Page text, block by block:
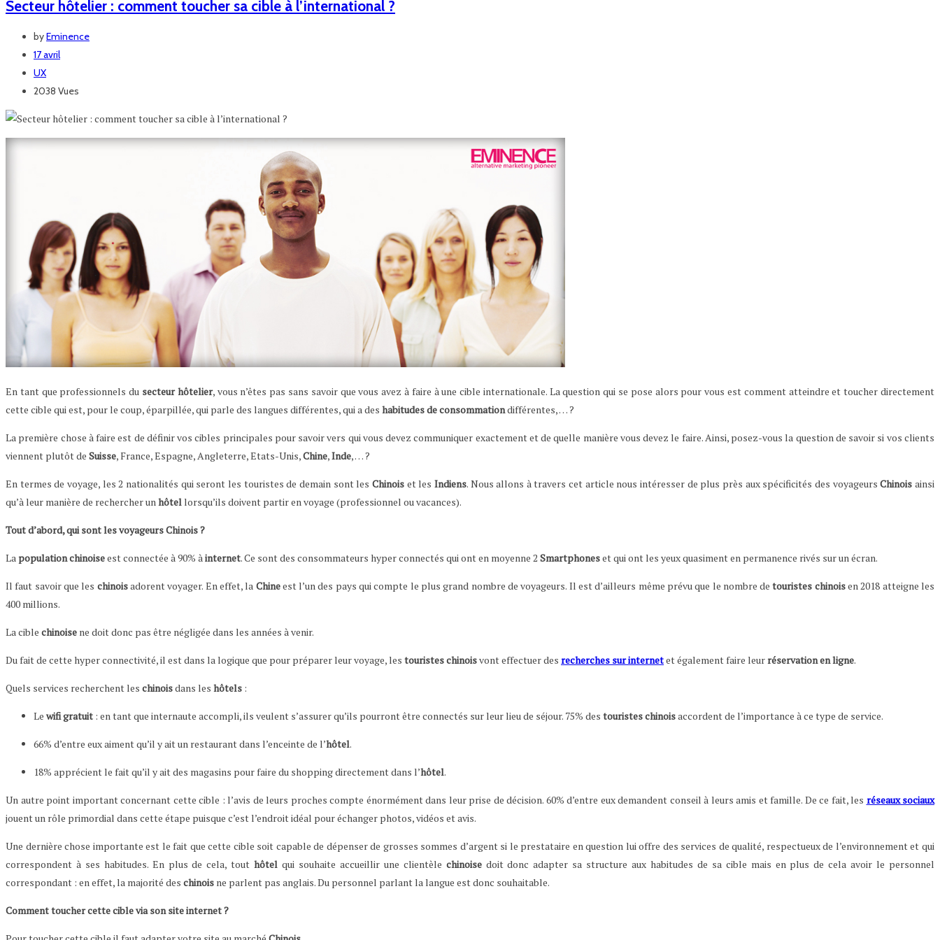
Secteur hôtelier : comment toucher sa cible à l’international ?
byEminence
17 avril
UX
2038 Vues
En tant que professionnels du secteur hôtelier, vous n’êtes pas sans savoir que vous avez à faire à une cible internationale. La question qui se pose alors pour vous est comment atteindre et toucher directement
cette cible qui est, pour le coup, éparpillée, qui parle des langues différentes, qui a des habitudes de consommationdifférentes, … ?
La première chose à faire est de définir vos cibles principales pour savoir vers qui vous devez communiquer exactement et de quelle manière vous devez le faire. Ainsi, posez-vous la question de savoir si vos clients
viennent plutôt de Suisse, France, Espagne, Angleterre, Etats-Unis,Chine,Inde, … ?
En termes de voyage, les 2 nationalités qui seront les touristes de demain sont les Chinoiset les Indiens. Nous allons à travers cet article nous intéresser de plus près aux spécificités des voyageursChinois ainsi
qu’à leur manière de rechercher unhôtellorsqu’ils doivent partir en voyage (professionnel ou vacances).
Tout d’abord, qui sont les voyageurs Chinois ?
Lapopulation chinoiseest connectée à 90% àinternet. Ce sont des consommateurs hyper connectés qui ont en moyenne 2 Smartphoneset qui ont les yeux quasiment en permanence rivés sur un écran.
Il faut savoir que les chinoisadorent voyager. En effet, la Chineest l’un des pays qui compte le plus grand nombre de voyageurs. Il est d’ailleurs même prévu que le nombre detouristes chinoisen 2018 atteigne les
400 millions.
La cible chinoise ne doit donc pas être négligée dans les années à venir.
Du fait de cette hyper connectivité, il est dans la logique que pour préparer leur voyage, les touristes chinoisvont effectuer des recherches sur internetet également faire leurréservation en ligne.
Quels services recherchent les chinoisdans les hôtels :
Le wifi gratuit : en tant que internaute accompli, ils veulent s’assurer qu’ils pourront être connectés sur leur lieu de séjour. 75% des touristes chinoisaccordent de l’importance à ce type de service.
66% d’entre eux aiment qu’il y ait un restaurant dans l’enceinte de l’hôtel.
18% apprécient le fait qu’il y ait des magasins pour faire du shopping directement dans l’hôtel.
Un autre point important concernant cette cible : l’avis de leurs proches compte énormément dans leur prise de décision. 60% d’entre eux demandent conseil à leurs amis et famille. De ce fait, les réseaux sociaux
jouent un rôle primordial dans cette étape puisque c’est l’endroit idéal pour échanger photos, vidéos et avis.
Une dernière chose importante est le fait que cette cible soit capable de dépenser de grosses sommes d’argent si le prestataire en question lui offre des services de qualité, respectueux de l’environnement et qui
correspondent à ses habitudes. En plus de cela, touthôtel qui souhaite accueillir une clientèle chinoisedoit donc adapter sa structure aux habitudes de sa cible mais en plus de cela avoir le personnel
correspondant : en effet, la majorité des chinois ne parlent pas anglais. Du personnel parlant la langue est donc souhaitable.
Comment toucher cette cible via son site internet ?